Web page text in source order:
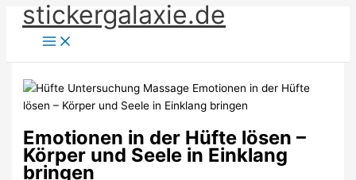
Zum
Inhalt
springen
stickergalaxie.de
Emotionen in der Hüfte lösen –
Körper und Seele in Einklang
bringen